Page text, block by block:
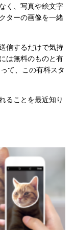
く、写真や絵文字
ターの画像を一緒
信するだけで気持
は無料のものと有
て、この有料スタ
ることを最近知り